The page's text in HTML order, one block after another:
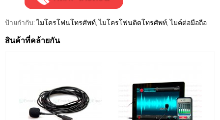
ป้ายกำกับ: ไมโครโฟนโทรศัพท์ ,ไมโครโฟนติดโทรศัพท์ ,ไมค์ต่อมือถือ
สินค้าที่คล้ายกัน